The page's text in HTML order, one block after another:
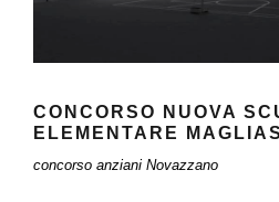
CONCORSO NUOVA
ELEMENTARE
concorso anziani Novazzano